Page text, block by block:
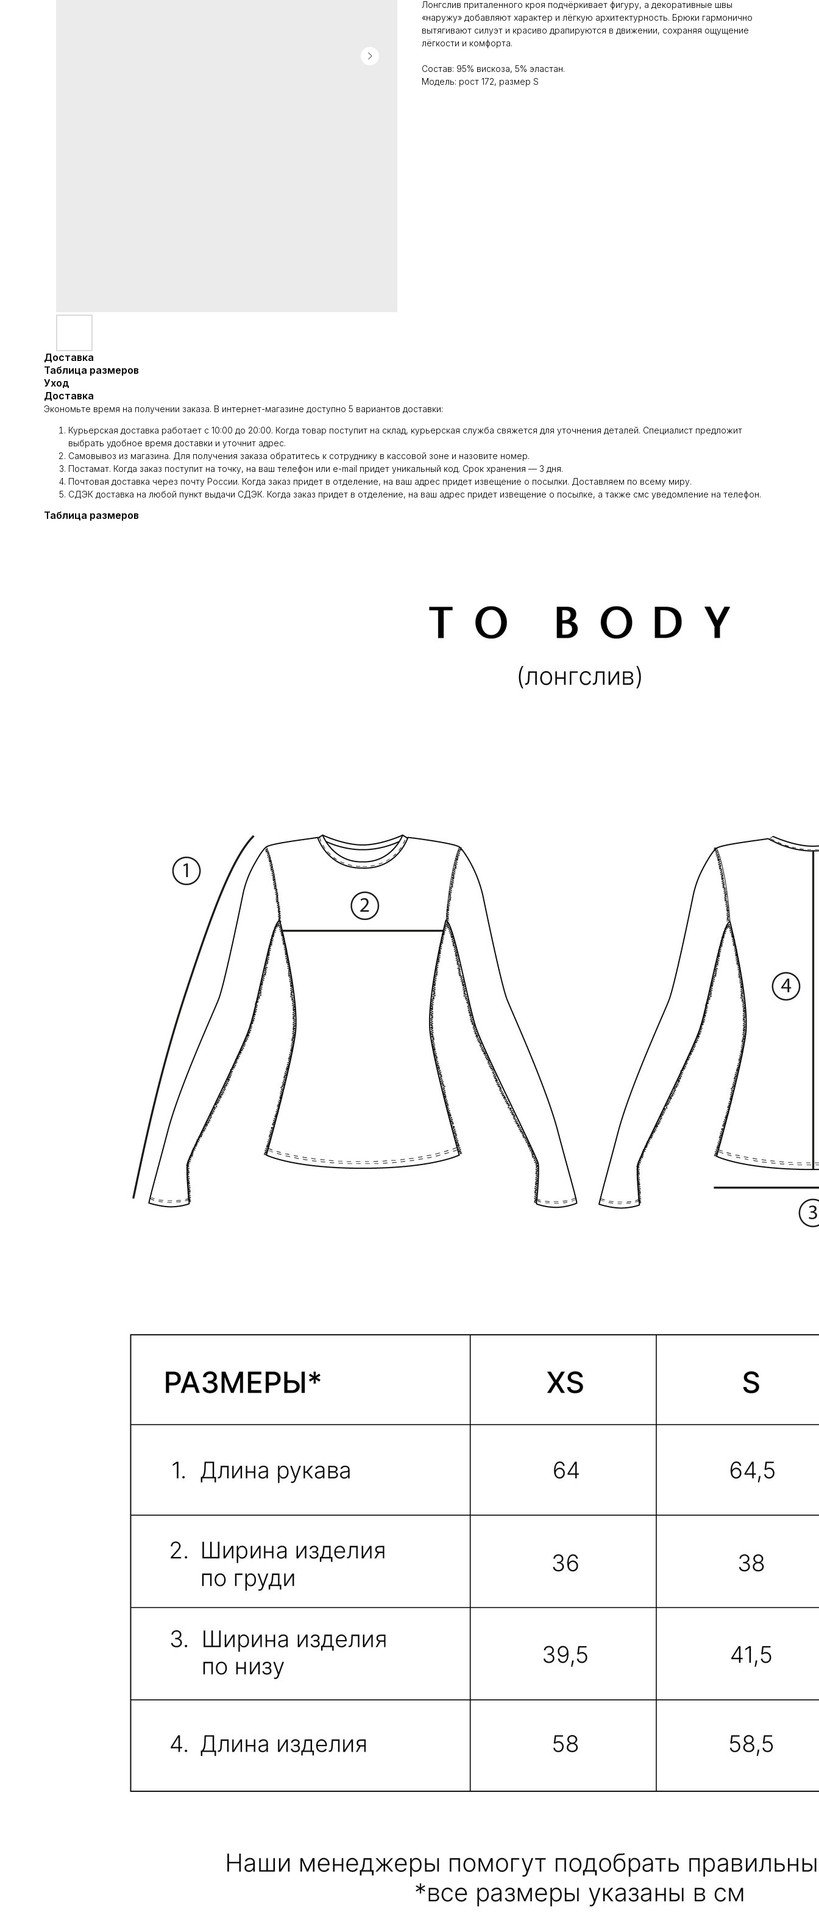
Лонгслив приталенного кроя подчёркивает фигуру, а декоративные швы
«наружу» добавляют характер и лёгкую архитектурность. Брюки гармонично
вытягивают силуэт и красиво драпируются в движении, сохраняя ощущение
лёгкости и комфорта.
Состав: 95% вискоза, 5% эластан.
Модель: рост 172, размер S
Доставка
Таблица размеров
Уход
Доставка
Экономьте время на получении заказа. В интернет-магазине доступно 5 вариантов доставки:
Курьерская доставка работает с 10:00 до 20:00. Когда товар поступит на склад, курьерская служба свяжется для уточнения деталей. Специалист предложит
выбрать удобное время доставки и уточнит адрес.
Самовывоз из магазина. Для получения заказа обратитесь к сотруднику в кассовой зоне и назовите номер.
Постамат. Когда заказ поступит на точку, на ваш телефон или e-mail придет уникальный код. Срок хранения — 3 дня.
Почтовая доставка через почту России. Когда заказ придет в отделение, на ваш адрес придет извещение о посылки. Доставляем по всему миру.
СДЭК доставка на любой пункт выдачи СДЭК. Когда заказ придет в отделение, на ваш адрес придет извещение о посылке, а также смс уведомление на телефон.
Таблица размеров